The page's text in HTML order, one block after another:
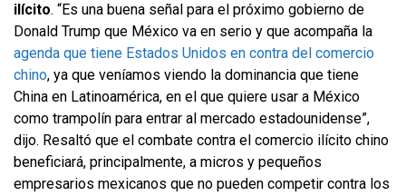
ilícito. “Es una buena señal para el próximo gobierno de
Donald Trump que México va en serio y que acompaña la
agenda que tiene Estados Unidos en contra del comercio
chino, ya que veníamos viendo la dominancia que tiene
China en Latinoamérica, en el que quiere usar a México
como trampolín para entrar al mercado estadounidense”,
dijo. Resaltó que el combate contra el comercio ilícito chino
beneficiará, principalmente, a micros y pequeños
empresarios mexicanos que no pueden competir contra los